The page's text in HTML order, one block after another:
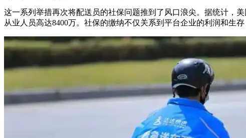
这一系列举措再次将配送员的社保问题推到了风口浪尖。据统计，
从业人员高达8400万。社保的缴纳不仅关系到平台企业的利润和生